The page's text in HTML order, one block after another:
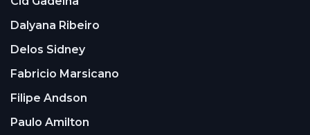
Dalyana Ribeiro
Delos Sidney
Fabricio Marsicano
Filipe Andson
Paulo Amilton